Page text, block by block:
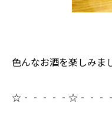
色んなお酒を楽しみま